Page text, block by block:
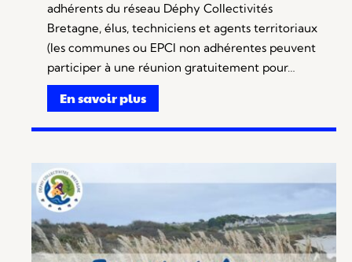
adhérents du réseau Déphy Collectivités
Bretagne, élus, techniciens et agents territoriaux
(les communes ou EPCI non adhérentes peuvent
participer à une réunion gratuitement pour…
En savoir plus